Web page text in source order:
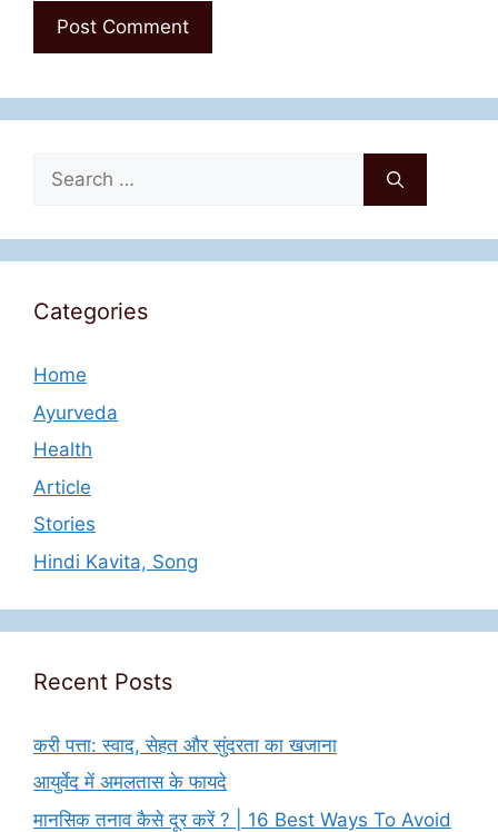
Search
for:
Categories
Home
Ayurveda
Health
Article
Stories
Hindi Kavita, Song
Recent Posts
करी पत्ता: स्वाद, सेहत और सुंदरता का खजाना
आयुर्वेद में अमलतास के फायदे
मानसिक तनाव कैसे दूर करें ? | 16 Best Ways To Avoid